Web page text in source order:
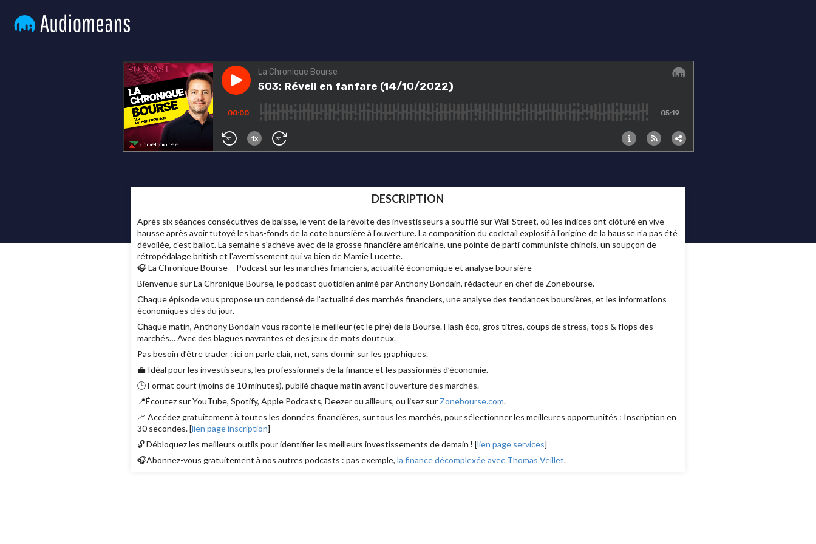
DESCRIPTION
Après six séances consécutives de baisse, le vent de la révolte des investisseurs a soufflé sur Wall Street, où les indices ont clôturé en vive
hausse après avoir tutoyé les bas-fonds de la cote boursière à l'ouverture. La composition du cocktail explosif à l'origine de la hausse n'a pas été
dévoilée, c'est ballot. La semaine s'achève avec de la grosse financière américaine, une pointe de parti communiste chinois, un soupçon de
rétropédalage british et l'avertissement qui va bien de Mamie Lucette.
🎧 La Chronique Bourse – Podcast sur les marchés financiers, actualité économique et analyse boursière
Bienvenue sur La Chronique Bourse, le podcast quotidien animé par Anthony Bondain, rédacteur en chef de Zonebourse.
Chaque épisode vous propose un condensé de l’actualité des marchés financiers, une analyse des tendances boursières, et les informations
économiques clés du jour.
Chaque matin, Anthony Bondain vous raconte le meilleur (et le pire) de la Bourse. Flash éco, gros titres, coups de stress, tops & flops des
marchés… Avec des blagues navrantes et des jeux de mots douteux.
Pas besoin d’être trader : ici on parle clair, net, sans dormir sur les graphiques.
💼 Idéal pour les investisseurs, les professionnels de la finance et les passionnés d’économie.
🕒 Format court (moins de 10 minutes), publié chaque matin avant l’ouverture des marchés.
📍Écoutez sur YouTube, Spotify, Apple Podcasts, Deezer ou ailleurs, ou lisez sur Zonebourse.com.
📈 Accédez gratuitement à toutes les données financières, sur tous les marchés, pour sélectionner les meilleures opportunités : Inscription en
30 secondes. [lien page inscription]
🔓 Débloquez les meilleurs outils pour identifier les meilleurs investissements de demain ! [lien page services]
🎧Abonnez-vous gratuitement à nos autres podcasts : pas exemple, la finance décomplexée avec Thomas Veillet.